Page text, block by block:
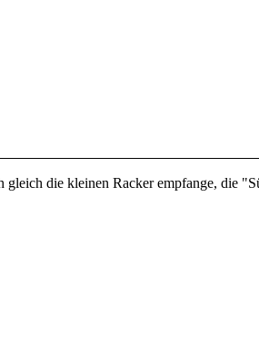
die kleinen Racker empfange, die